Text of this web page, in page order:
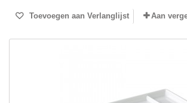
Toevoegen aan Verlanglijst Aan